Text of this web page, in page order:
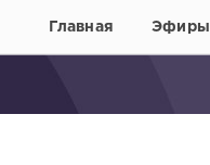
Главная Эфиры